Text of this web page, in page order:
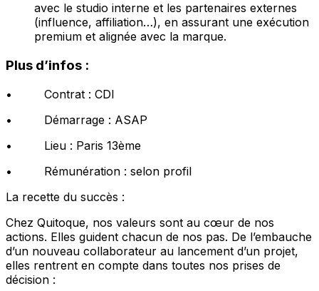
avec le studio interne et les partenaires externes
(influence, affiliation…), en assurant une exécution
premium et alignée avec la marque.
Plus d’infos :
• Contrat : CDI
• Démarrage : ASAP
• Lieu : Paris 13ème
• Rémunération : selon profil
La recette du succès :
Chez Quitoque, nos valeurs sont au cœur de nos
actions. Elles guident chacun de nos pas. De l’embauche
d’un nouveau collaborateur au lancement d’un projet,
elles rentrent en compte dans toutes nos prises de
décision :